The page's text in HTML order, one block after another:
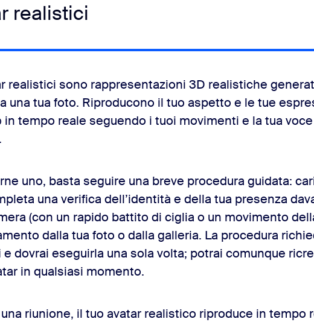
realistici
realistici sono rappresentazioni 3D realistiche
una tua foto. Riproducono il tuo aspetto e le tue
in tempo reale seguendo i tuoi movimenti e la tua
uno, basta seguire una breve procedura guidata:
una verifica dell’identità e della tua presenza
(con un rapido battito di ciglia o un movimento
dalla tua foto o dalla galleria. La procedura
dovrai eseguirla una sola volta; potrai comunque
in qualsiasi momento.
riunione, il tuo avatar realistico riproduce in tempo